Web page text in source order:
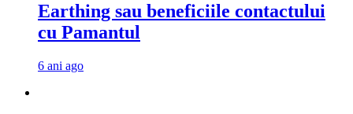
Earthing sau beneficiile contactului
cu Pamantul
6 ani ago